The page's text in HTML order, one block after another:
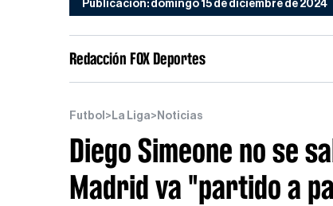
Publicación: domingo 15 de diciembre de 2024
Redacción FOX Deportes
Futbol > La Liga> Noticias
Diego Simeone no se
Madrid va "partido a